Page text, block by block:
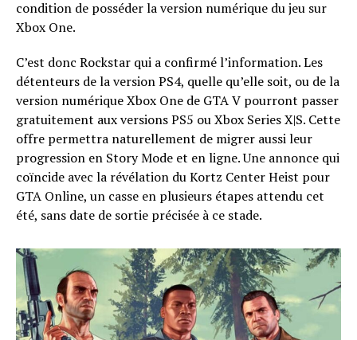
condition de posséder la version numérique du jeu sur
Xbox One.
C’est donc Rockstar qui a confirmé l’information. Les
détenteurs de la version PS4, quelle qu’elle soit, ou de la
version numérique Xbox One de GTA V pourront passer
gratuitement aux versions PS5 ou Xbox Series X|S. Cette
offre permettra naturellement de migrer aussi leur
progression en Story Mode et en ligne. Une annonce qui
coïncide avec la révélation du Kortz Center Heist pour
GTA Online, un casse en plusieurs étapes attendu cet
été, sans date de sortie précisée à ce stade.